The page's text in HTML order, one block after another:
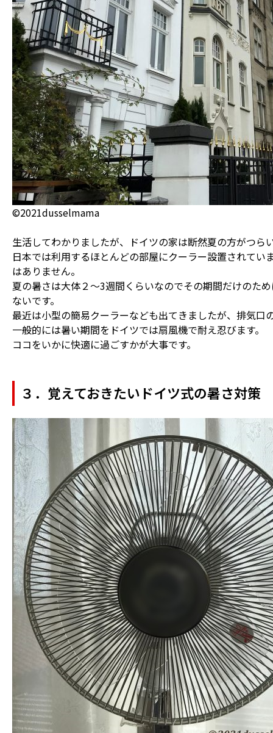
©2021dusselmama
生活してわかりましたが、ドイツの家は断然夏の方がつら
日本では利用するほとんどの部屋にクーラー設置されてい
はありません。
夏の暑さは大体２～3週間くらいなのでその期間だけのた
ないです。
最近は小型の簡易クーラーなども出てきましたが、排気口
一般的には暑い期間をドイツでは扇風機で耐え忍びます。
ココをいかに快適に過ごすかが大事です。
３．覚えておきたいドイツ式の暑さ対策